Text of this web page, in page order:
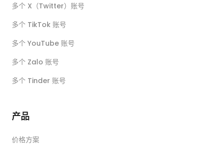
多个 X（Twitter）账号
多个 TikTok 账号
多个 YouTube 账号
多个 Zalo 账号
多个 Tinder 账号
产品
价格方案